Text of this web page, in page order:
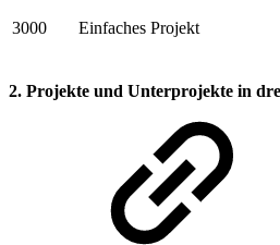
3000 Einfaches Projekt
2. Projekte und Unterprojekte in